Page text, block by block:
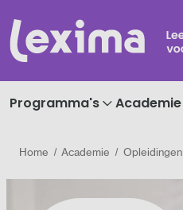
Programma's Academie
Home Academie Opleidingen